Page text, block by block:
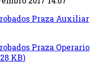
Praza Auxiliar
Praza Operario
KB)